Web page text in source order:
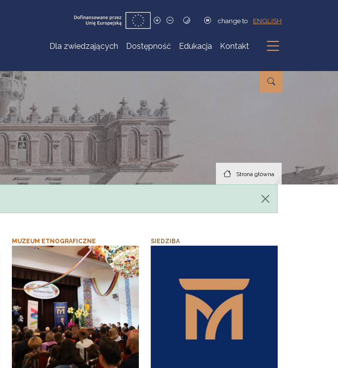
change to ENGLISH
Dla zwiedzających Dostępność Edukacja Kontakt
Podmenu
Strona główna
MUZEUM ETNOGRAFICZNE SIEDZIBA